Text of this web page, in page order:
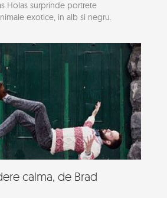
Holas surprinde portrete
exotice, in alb si negru.
calma, de Brad